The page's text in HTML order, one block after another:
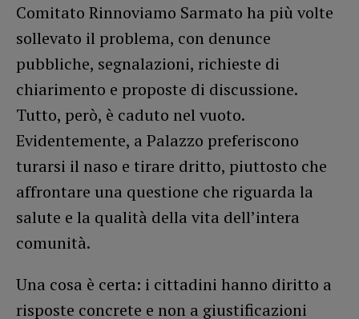
Comitato Rinnoviamo Sarmato ha più volte
sollevato il problema, con denunce
pubbliche, segnalazioni, richieste di
chiarimento e proposte di discussione.
Tutto, però, è caduto nel vuoto.
Evidentemente, a Palazzo preferiscono
turarsi il naso e tirare dritto, piuttosto che
affrontare una questione che riguarda la
salute e la qualità della vita dell’intera
comunità.
Una cosa è certa: i cittadini hanno diritto a
risposte concrete e non a giustificazioni